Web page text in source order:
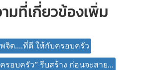
มที่เกี่ยวข้องเพิ่ม
จิต....ที่ดี ให้กับครอบครัว
อบครัว” รีบสร้าง ก่อนจะสาย...